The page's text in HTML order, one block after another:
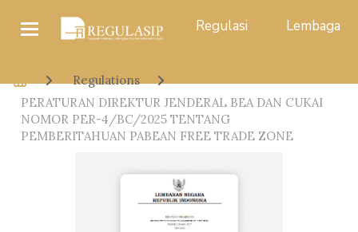
Regulasi Lembaga
Regulations
PERATURAN DIREKTUR JENDERAL BEA DAN CUKAI
NOMOR PER-4/BC/2025 TENTANG
PEMBERITAHUAN PABEAN FREE TRADE ZONE